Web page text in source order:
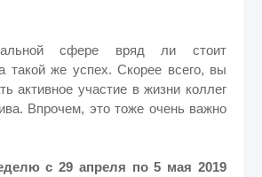
сфере вряд ли стоит
такой же успех. Скорее всего, вы
активное участие в жизни коллег
Впрочем, это тоже очень важно
с 29 апреля по 5 мая 2019